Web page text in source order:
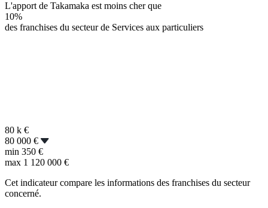
L'apport de Takamaka est moins cher que
10%
des franchises du secteur de Services aux particuliers
80 k €
80 000 €
min 350 €
max 1 120 000 €
Cet indicateur compare les informations des franchises du secteur
concerné.